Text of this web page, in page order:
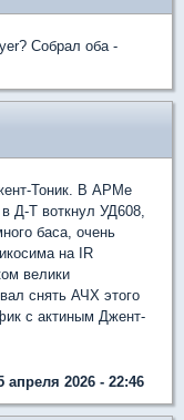
Собрал оба -
Тоник. В АРМе
Д-Т воткнул УД608,
баса, очень
на IR
велики
снять АЧХ этого
с актиным Джент-
2026 - 22:46